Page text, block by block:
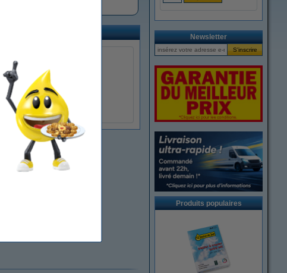
Newsletter
Produits populaires